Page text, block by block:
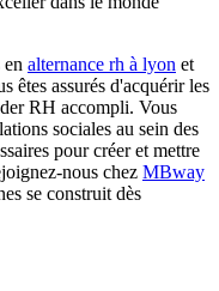
alternance rh à lyon et
êtes assurés d'acquérir les
RH accompli. Vous
sociales au sein des
pour créer et mettre
nous chez MBway
se construit dès